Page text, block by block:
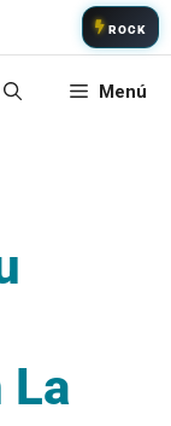
ROCK
Menú
La